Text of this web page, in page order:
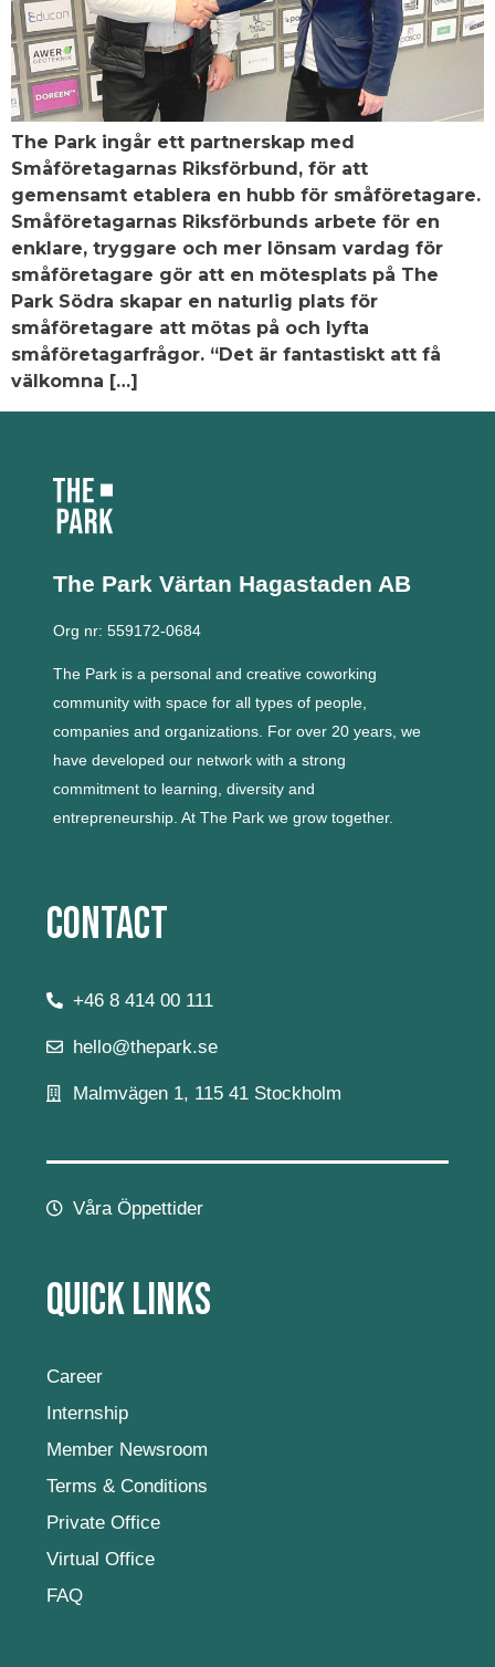
The Park ingår ett partnerskap med
Småföretagarnas Riksförbund, för att
gemensamt etablera en hubb för småföretagare.
Småföretagarnas Riksförbunds arbete för en
enklare, tryggare och mer lönsam vardag för
småföretagare gör att en mötesplats på The
Park Södra skapar en naturlig plats för
småföretagare att mötas på och lyfta
småföretagarfrågor. “Det är fantastiskt att få
välkomna […]
The Park Värtan Hagastaden AB
Org nr: 559172-0684
The Park is a personal and creative coworking
community with space for all types of people,
companies and organizations. For over 20 years, we
have developed our network with a strong
commitment to learning, diversity and
entrepreneurship. At The Park we grow together.
Contact
+46 8 414 00 111
hello@thepark.se
Malmvägen 1, 115 41 Stockholm
Våra Öppettider
Quick Links
Career
Internship
Member Newsroom
Terms & Conditions
Private Office
Virtual Office
FAQ